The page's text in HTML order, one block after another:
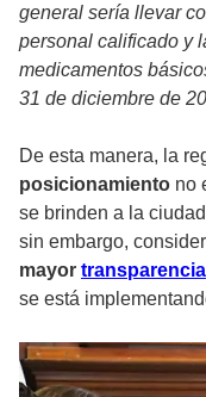
general sería llevar
personal calificado y
medicamentos
31 de diciembre de
De esta manera, la
posicionamiento no
se brinden a la
sin embargo,
mayor transparencia
se está